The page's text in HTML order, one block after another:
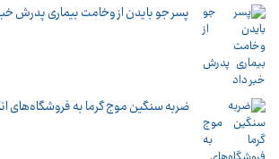
پسر جو بایدن از وخامت بیماری پدرش
ضربه سنگین موج گرما به فروشگاه‌های